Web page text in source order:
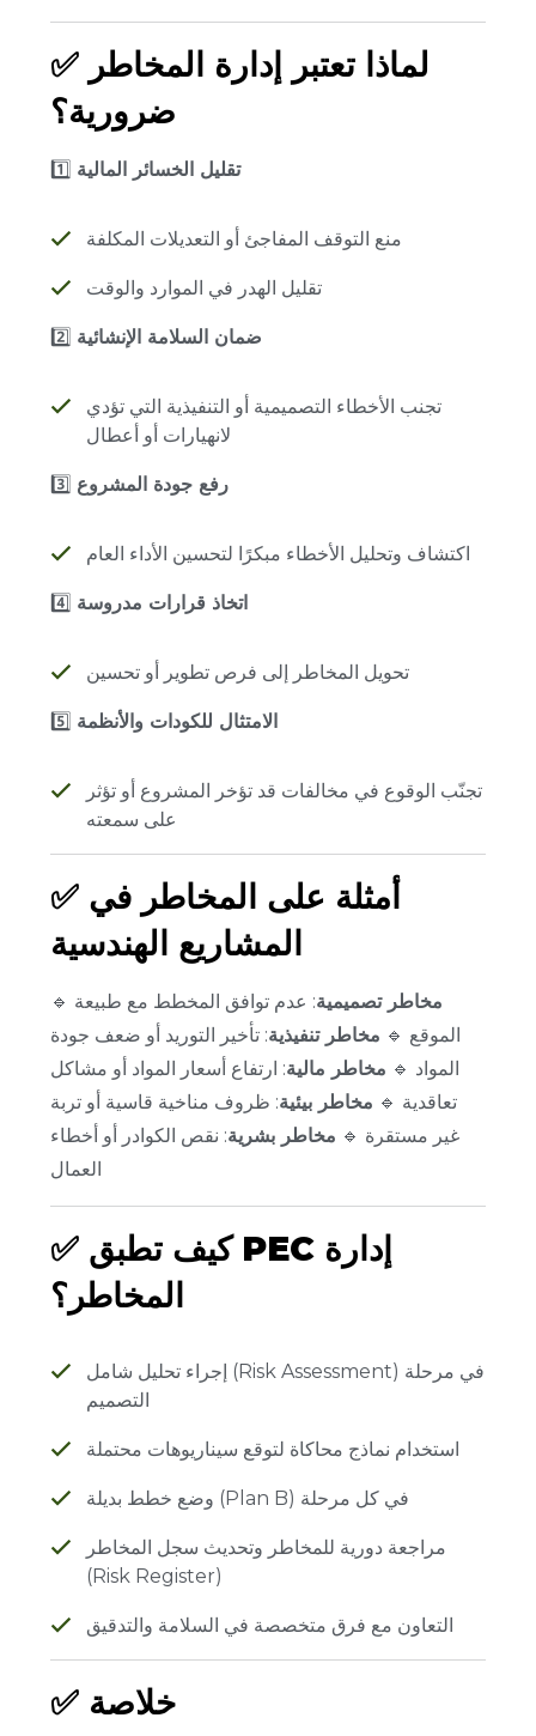
✅ لماذا تعتبر إدارة المخاطر
ضرورية؟
1️⃣ تقليل الخسائر المالية
منع التوقف المفاجئ أو التعديلات المكلفة
تقليل الهدر في الموارد والوقت
2️⃣ ضمان السلامة الإنشائية
تجنب الأخطاء التصميمية أو التنفيذية التي تؤدي
لانهيارات أو أعطال
3️⃣ رفع جودة المشروع
اكتشاف وتحليل الأخطاء مبكرًا لتحسين الأداء العام
4️⃣ اتخاذ قرارات مدروسة
تحويل المخاطر إلى فرص تطوير أو تحسين
5️⃣ الامتثال للكودات والأنظمة
تجنّب الوقوع في مخالفات قد تؤخر المشروع أو تؤثر
على سمعته
✅ أمثلة على المخاطر في
المشاريع الهندسية
🔹 مخاطر تصميمية: عدم توافق المخطط مع طبيعة
الموقع 🔹 مخاطر تنفيذية: تأخير التوريد أو ضعف جودة
المواد 🔹 مخاطر مالية: ارتفاع أسعار المواد أو مشاكل
تعاقدية 🔹 مخاطر بيئية: ظروف مناخية قاسية أو تربة
غير مستقرة 🔹 مخاطر بشرية: نقص الكوادر أو أخطاء
العمال
✅ كيف تطبق PEC إدارة
المخاطر؟
إجراء تحليل شامل (Risk Assessment) في مرحلة
التصميم
استخدام نماذج محاكاة لتوقع سيناريوهات محتملة
وضع خطط بديلة (Plan B) في كل مرحلة
مراجعة دورية للمخاطر وتحديث سجل المخاطر
(Risk Register)
التعاون مع فرق متخصصة في السلامة والتدقيق
✅ خلاصة